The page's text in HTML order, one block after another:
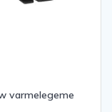
varmelegeme